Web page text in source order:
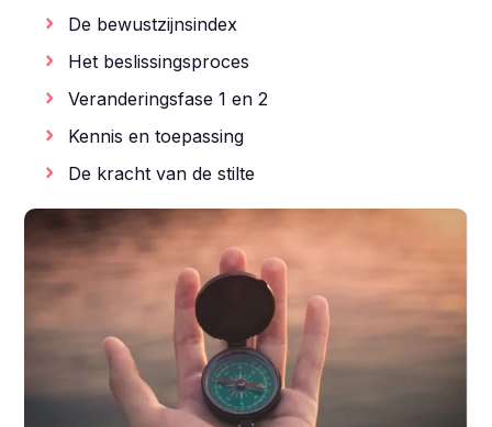
De bewustzijnsindex
Het beslissingsproces
Veranderingsfase 1 en 2
Kennis en toepassing
De kracht van de stilte